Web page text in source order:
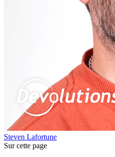
Steven Lafortune
Sur cette page